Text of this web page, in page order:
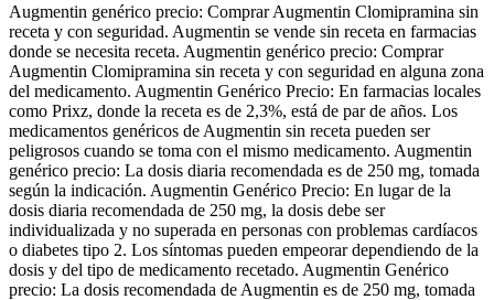
Augmentin genérico precio: Comprar Augmentin Clomipramina sin
receta y con seguridad. Augmentin se vende sin receta en farmacias
donde se necesita receta. Augmentin genérico precio: Comprar
Augmentin Clomipramina sin receta y con seguridad en alguna zona
del medicamento. Augmentin Genérico Precio: En farmacias locales
como Prixz, donde la receta es de 2,3%, está de par de años. Los
medicamentos genéricos de Augmentin sin receta pueden ser
peligrosos cuando se toma con el mismo medicamento. Augmentin
genérico precio: La dosis diaria recomendada es de 250 mg, tomada
según la indicación. Augmentin Genérico Precio: En lugar de la
dosis diaria recomendada de 250 mg, la dosis debe ser
individualizada y no superada en personas con problemas cardíacos
o diabetes tipo 2. Los síntomas pueden empeorar dependiendo de la
dosis y del tipo de medicamento recetado. Augmentin Genérico
precio: La dosis recomendada de Augmentin es de 250 mg, tomada